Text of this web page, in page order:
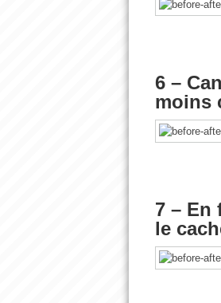
6 –
moins
7 – En
le